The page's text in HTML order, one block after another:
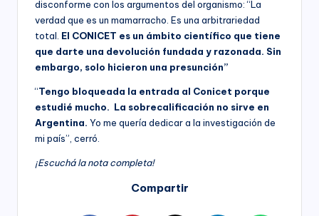
disconforme con los argumentos del organismo: “La
verdad que es un mamarracho. Es una arbitrariedad
total. El CONICET es un ámbito científico que tiene
que darte una devolución fundada y razonada. Sin
embargo, solo hicieron una presunción”
“Tengo bloqueada la entrada al Conicet porque
estudié mucho. La sobrecalificación no sirve en
Argentina. Yo me quería dedicar a la investigación de
mi país”, cerró.
¡Escuchá la nota completa!
Compartir